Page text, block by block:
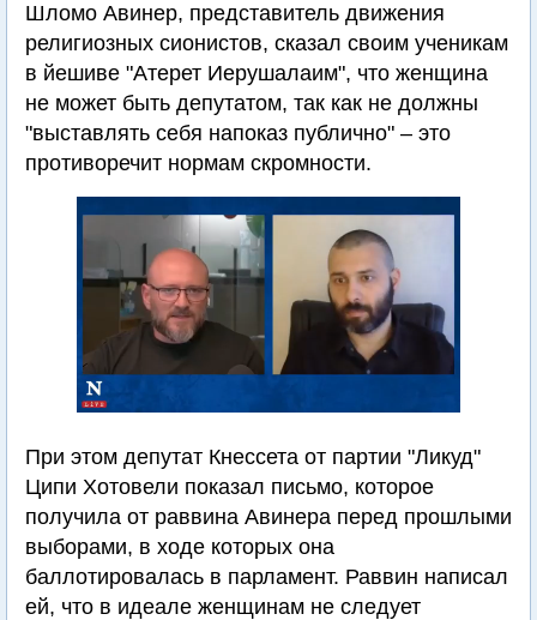
Шломо Авинер, представитель движения
религиозных сионистов, сказал своим ученикам
в йешиве "Атерет Иерушалаим", что женщина
не может быть депутатом, так как не должны
"выставлять себя напоказ публично" – это
противоречит нормам скромности.
При этом депутат Кнессета от партии "Ликуд"
Ципи Хотовели показал письмо, которое
получила от раввина Авинера перед прошлыми
выборами, в ходе которых она
баллотировалась в парламент. Раввин написал
ей, что в идеале женщинам не следует